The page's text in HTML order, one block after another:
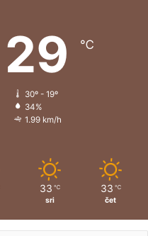
29 ℃
30º - 19º
34%
1.99 km/h
33 ℃
sri
33 ℃
čet